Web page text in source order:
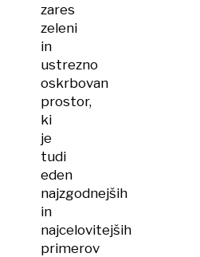
zares
zeleni
in
ustrezno
oskrbovan
prostor,
ki
je
tudi
eden
najzgodnejših
in
najcelovitejših
primerov